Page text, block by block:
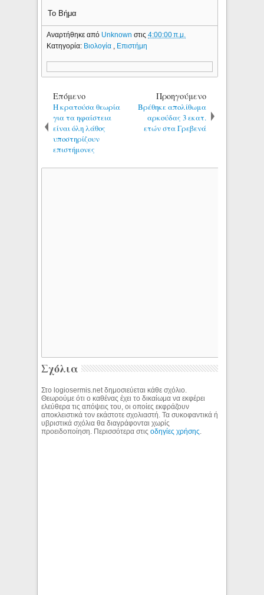
To Βήμα
Αναρτήθηκε από Unknownστις4:00:00 π.μ.
Κατηγορία: Βιολογία Επιστήμη
Επόμενο
Η κρατούσα θεωρία
για τα ηφαίστεια
είναι όλη λάθος
υποστηρίζουν
επιστήμονες
Προηγούμενο
Βρέθηκε απολίθωμα
αρκούδας 3 εκατ.
ετών στα Γρεβενά
Σχόλια
Στο logiosermis.net δημοσιεύεται κάθε σχόλιο.
Θεωρούμε ότι ο καθένας έχει το δικαίωμα να εκφέρει
ελεύθερα τις απόψεις του, οι οποίες εκφράζουν
αποκλειστικά τον εκάστοτε σχολιαστή. Τα συκοφαντικά ή
υβριστικά σχόλια θα διαγράφονται χωρίς
προειδοποίηση. Περισσότερα στιςοδηγίες χρήσης